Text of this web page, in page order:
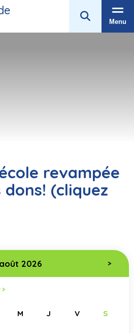
Menu
revampée
(cliquez
août 2026 >
M J V S